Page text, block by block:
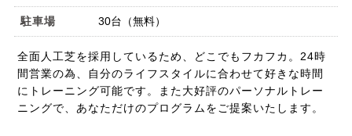
駐車場 30台（無料）
全面人工芝を採用しているため、どこでもフカフカ。24時
間営業の為、自分のライフスタイルに合わせて好きな時間
にトレーニング可能です。また大好評のパーソナルトレー
ニングで、あなただけのプログラムをご提案いたします。